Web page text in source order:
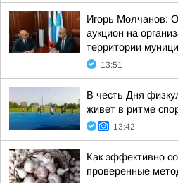
Игорь Молчанов:
аукцион на
территории
13:51
В честь Дня
живет в ритме
13:42
Как эффективно
проверенные